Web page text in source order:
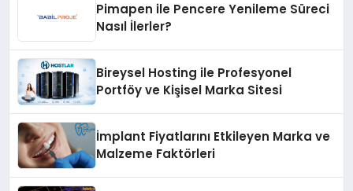
Pimapen ile Pencere Yenileme Süreci
Nasıl İlerler?
Bireysel Hosting ile Profesyonel
Portföy ve Kişisel Marka Sitesi
İmplant Fiyatlarını Etkileyen Marka ve
Malzeme Faktörleri